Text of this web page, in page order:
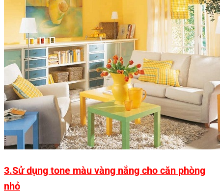
3.Sử dụng tone màu vàng nắng cho căn phòng
nhỏ